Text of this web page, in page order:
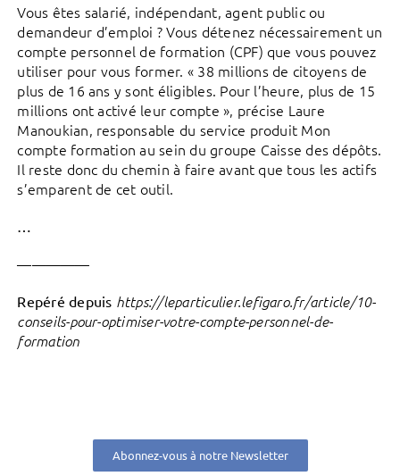
Vous êtes salarié, indépendant, agent public ou
demandeur d’emploi ? Vous détenez nécessairement un
compte personnel de formation (CPF) que vous pouvez
utiliser pour vous former. « 38 millions de citoyens de
plus de 16 ans y sont éligibles. Pour l’heure, plus de 15
millions ont activé leur compte », précise Laure
Manoukian, responsable du service produit Mon
compte formation au sein du groupe Caisse des dépôts.
Il reste donc du chemin à faire avant que tous les actifs
s’emparent de cet outil.
—————
Repéré depuis https://leparticulier.lefigaro.fr/article/10-
conseils-pour-optimiser-votre-compte-personnel-de-
formation
Abonnez-vous à notre Newsletter